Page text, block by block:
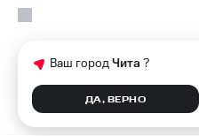
Ваш городЧита ?
ДА, ВЕРНО